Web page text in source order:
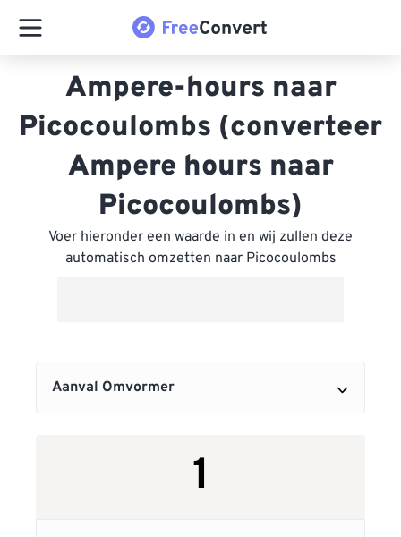
Ampere-hours naar
Picocoulombs (converteer
Ampere hours naar
Picocoulombs)
Voer hieronder een waarde in en wij zullen deze
automatisch omzetten naar Picocoulombs